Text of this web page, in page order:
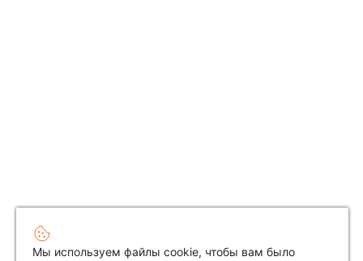
Мы используем файлы cookie, чтобы вам было